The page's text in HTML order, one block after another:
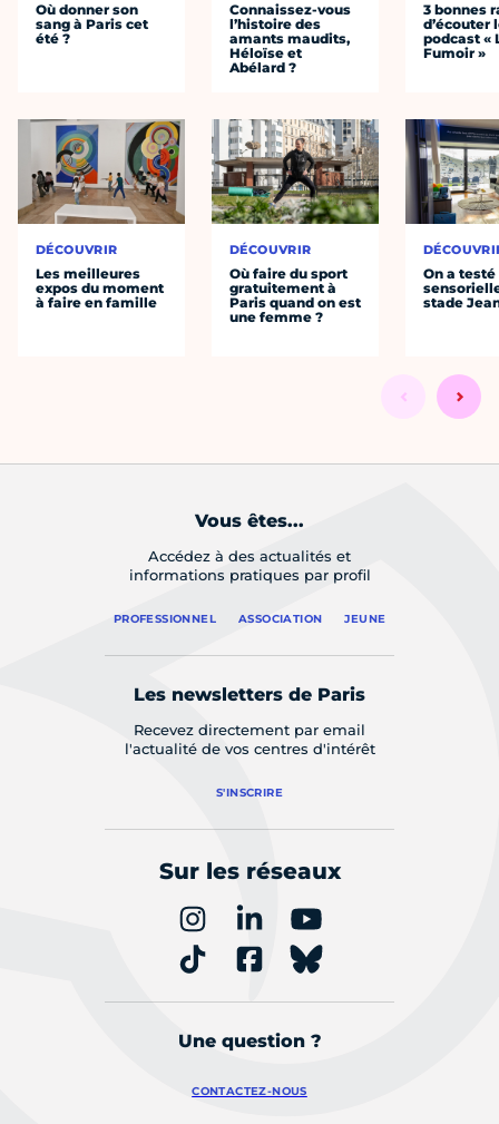
Où donner son
sang à Paris cet
été ?
DÉCOUVRIR
Les meilleures
expos du moment
à faire en famille
Connaissez-vous
l’histoire des
amants maudits,
Héloïse et
Abélard ?
DÉCOUVRIR
Où faire du sport
gratuitement à
Paris quand on est
une femme ?
3 bonnes
d’écouter
podcast «
Fumoir »
On a
stade
Vous êtes...
Accédez à des actualités et
informations pratiques par profil
PROFESSIONNEL ASSOCIATION JEUNE
Les newsletters de Paris
Recevez directement par email
l'actualité de vos centres d'intérêt
S'INSCRIRE
Sur les réseaux
Une question ?
CONTACTEZ-NOUS